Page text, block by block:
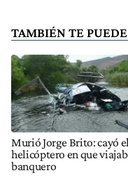
TAMBIÉN TE
Murió Jorge Brito: cayó el
helicóptero en que
banquero